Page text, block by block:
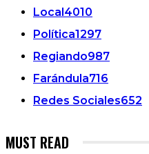
Local 4010
Política1297
Regiando987
Farándula716
Redes Sociales652
MUST READ